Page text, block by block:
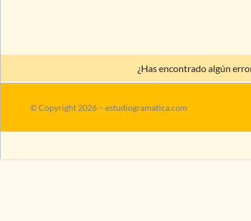
¿Has encontrado algún
© Copyright 2026 – estudiogramatica.com